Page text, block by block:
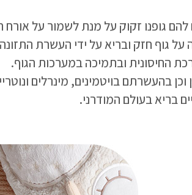
גופנו זקוק על מנת לשמור על אורח
גוף חזק ובריא על ידי העשרת
החיסונית ובתמיכה במערכות הגוף.
בויטמינים, מינרלים
בריא בעולם המודרני.